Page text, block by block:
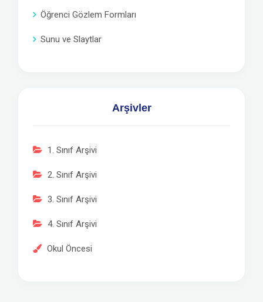
Öğrenci Gözlem Formları
Sunu ve Slaytlar
Arşivler
1. Sınıf Arşivi
2. Sınıf Arşivi
3. Sınıf Arşivi
4. Sınıf Arşivi
Okul Öncesi